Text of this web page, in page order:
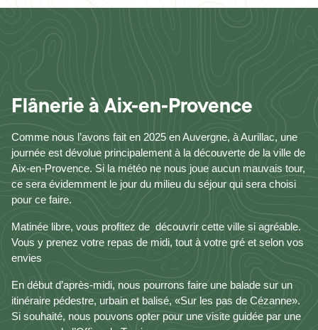
Flânerie à Aix-en-Provence
Comme nous l’avons fait en 2025 en Auvergne, à Aurillac, une
journée est dévolue principalement à la découverte de la ville de
Aix-en-Provence. Si la météo ne nous joue aucun mauvais tour,
ce sera évidemment le jour du milieu du séjour qui sera choisi
pour ce faire.
Matinée libre, vous profitez de découvrir cette ville si agréable.
Vous y prenez votre repas de midi, tout à votre gré et selon vos
envies
En début d’après-midi, nous pourrons faire une balade sur un
itinéraire pédestre, urbain et balisé, «Sur les pas de Cézanne».
Si souhaité, nous pouvons opter pour une visite guidée par une